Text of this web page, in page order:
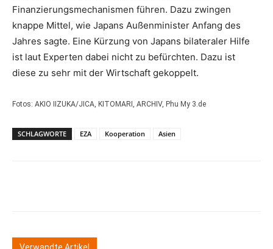
Finanzierungsmechanismen führen. Dazu zwingen
knappe Mittel, wie Japans Außenminister Anfang des
Jahres sagte. Eine Kürzung von Japans bilateraler Hilfe
ist laut Experten dabei nicht zu befürchten. Dazu ist
diese zu sehr mit der Wirtschaft gekoppelt.
Fotos: AKIO IIZUKA/JICA, KITOMARI, ARCHIV, Phu My 3.de
SCHLAGWORTE EZA Kooperation Asien